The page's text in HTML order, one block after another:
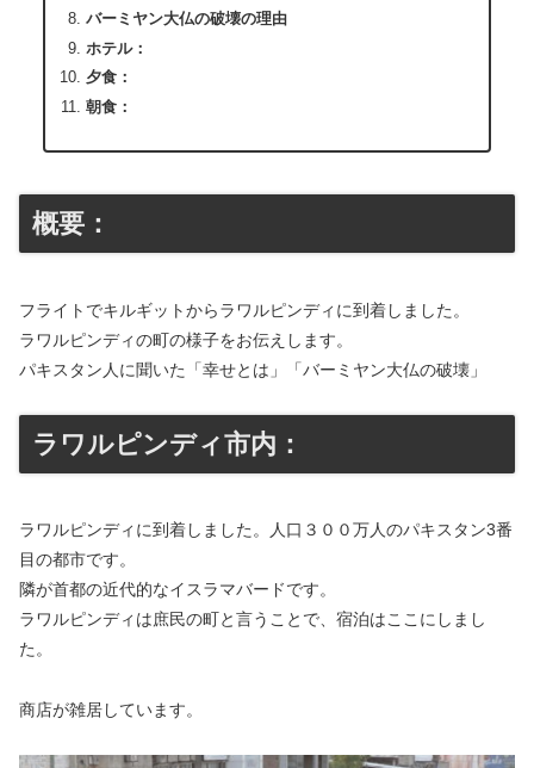
バーミヤン大仏の破壊の理由
ホテル：
夕食：
朝食：
概要：
フライトでキルギットからラワルピンディに到着しました。
ラワルピンディの町の様子をお伝えします。
パキスタン人に聞いた「幸せとは」「バーミヤン大仏の破壊」
ラワルピンディ市内：
ラワルピンディに到着しました。人口３００万人のパキスタン3番
目の都市です。
隣が首都の近代的なイスラマバードです。
ラワルピンディは庶民の町と言うことで、宿泊はここにしまし
た。
商店が雑居しています。